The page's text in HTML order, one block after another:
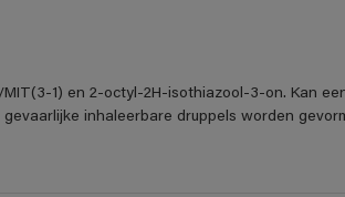
1) en 2-octyl-2H-isothiazool-3-on. Kan
inhaleerbare druppels worden